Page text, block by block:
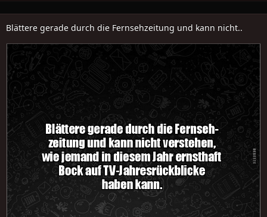
Blättere gerade durch die Fernsehzeitung und kann nicht..